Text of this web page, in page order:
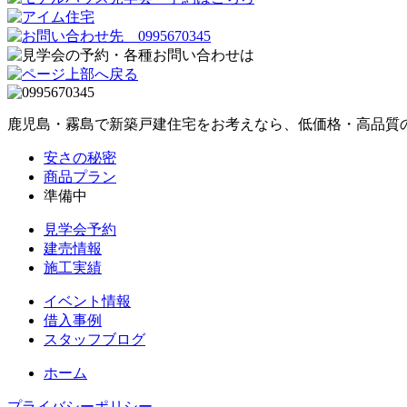
鹿児島・霧島で新築戸建住宅をお考えなら、低価格・高品質
安さの秘密
商品プラン
準備中
見学会予約
建売情報
施工実績
イベント情報
借入事例
スタッフブログ
ホーム